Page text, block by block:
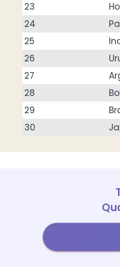
23
24
25
26
27
28
29
30